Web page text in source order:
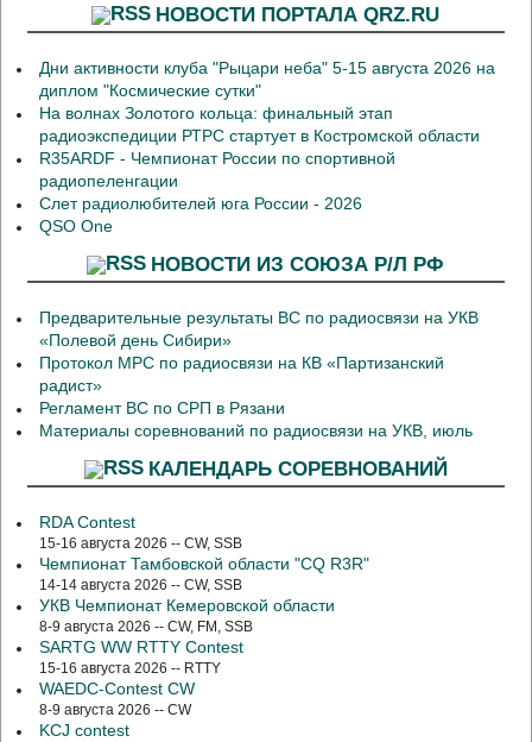
НОВОСТИ ПОРТАЛА QRZ.RU
Дни активности клуба "Рыцари неба" 5-15 августа 2026 на
диплом "Космические сутки"
На волнах Золотого кольца: финальный этап
радиоэкспедиции РТРС стартует в Костромской области
R35ARDF - Чемпионат России по спортивной
радиопеленгации
Слет радиолюбителей юга России - 2026
QSO One
НОВОСТИ ИЗ СОЮЗА Р/Л РФ
Предварительные результаты ВС по радиосвязи на УКВ
«Полевой день Сибири»
Протокол МРС по радиосвязи на КВ «Партизанский
радист»
Регламент ВС по СРП в Рязани
Материалы соревнований по радиосвязи на УКВ, июль
КАЛЕНДАРЬ СОРЕВНОВАНИЙ
RDA Contest
15-16 августа 2026 -- CW, SSB
Чемпионат Тамбовской области "CQ R3R"
14-14 августа 2026 -- CW, SSB
УКВ Чемпионат Кемеровской области
8-9 августа 2026 -- CW, FM, SSB
SARTG WW RTTY Contest
15-16 августа 2026 -- RTTY
WAEDC-Contest CW
8-9 августа 2026 -- CW
KCJ contest